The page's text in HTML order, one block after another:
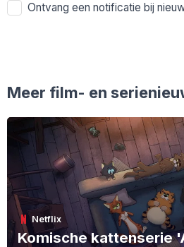
Ontvang een notificatie bij
Meer film- en
Netflix
Komische kattenserie